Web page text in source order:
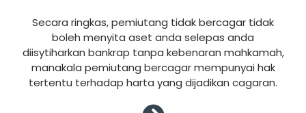
Secara ringkas, pemiutang tidak bercagar tidak
boleh menyita aset anda selepas anda
diisytiharkan bankrap tanpa kebenaran mahkamah,
manakala pemiutang bercagar mempunyai hak
tertentu terhadap harta yang dijadikan cagaran.